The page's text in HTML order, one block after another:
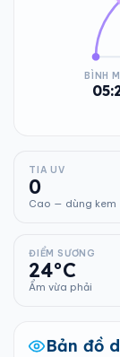
BÌNH
TIA UV
0
Cao — dùng kem
ĐIỂM SƯƠNG
24°C
Ẩm vừa phải
Bản đồ